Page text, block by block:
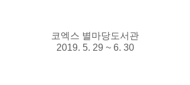
코엑스 별마당도서관
2019. 5. 29 ~ 6. 30